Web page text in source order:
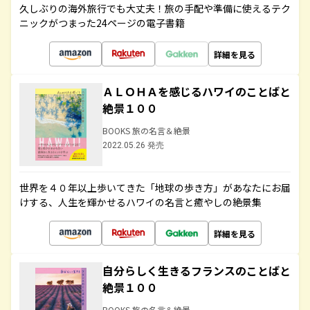
久しぶりの海外旅行でも大丈夫！旅の手配や準備に使えるテク
ニックがつまった24ページの電子書籍
詳細を見る
ＡＬＯＨＡを感じるハワイのことばと
絶景１００
BOOKS 旅の名言＆絶景
2022.05.26 発売
世界を４０年以上歩いてきた「地球の歩き方」があなたにお届
けする、人生を輝かせるハワイの名言と癒やしの絶景集
詳細を見る
自分らしく生きるフランスのことばと
絶景１００